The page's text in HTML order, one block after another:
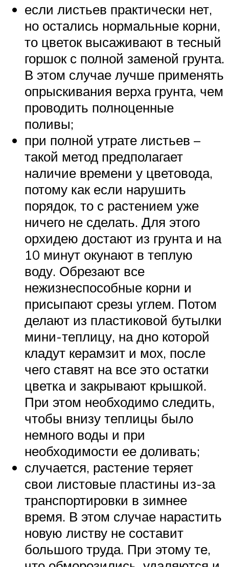
если листьев практически нет,
но остались нормальные корни,
то цветок высаживают в тесный
горшок с полной заменой грунта.
В этом случае лучше применять
опрыскивания верха грунта, чем
проводить полноценные
поливы;
при полной утрате листьев –
такой метод предполагает
наличие времени у цветовода,
потому как если нарушить
порядок, то с растением уже
ничего не сделать. Для этого
орхидею достают из грунта и на
10 минут окунают в теплую
воду. Обрезают все
нежизнеспособные корни и
присыпают срезы углем. Потом
делают из пластиковой бутылки
мини-теплицу, на дно которой
кладут керамзит и мох, после
чего ставят на все это остатки
цветка и закрывают крышкой.
При этом необходимо следить,
чтобы внизу теплицы было
немного воды и при
необходимости ее доливать;
случается, растение теряет
свои листовые пластины из-за
транспортировки в зимнее
время. В этом случае нарастить
новую листву не составит
большого труда. При этому те,